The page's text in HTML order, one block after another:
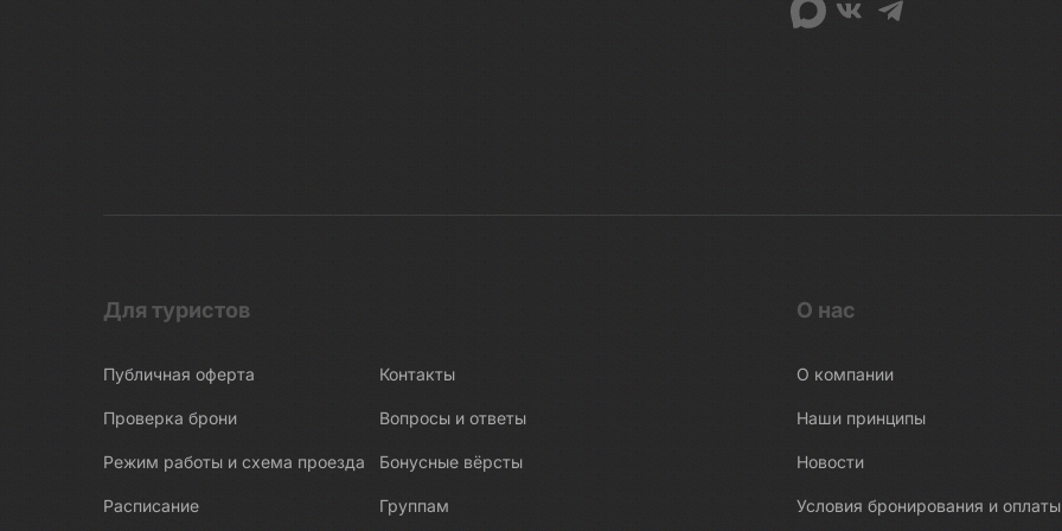
Для туристов
Публичная оферта
Проверка брони
Режим работы и схема проезда
Расписание
Контакты
Вопросы и ответы
Бонусные вёрсты
Группам
О нас
О компании
Наши принципы
Новости
Условия бронирования и оплаты